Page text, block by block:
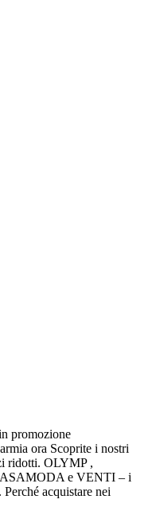
promozione
ora Scoprite i nostri
ridotti. OLYMP ,
e VENTI – i
acquistare nei